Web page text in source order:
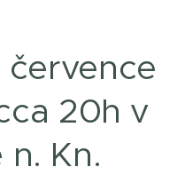
července
20h v
n. Kn.